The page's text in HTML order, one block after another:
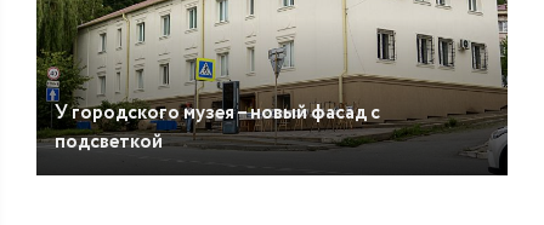
У городского музея – новый фасад с
подсветкой